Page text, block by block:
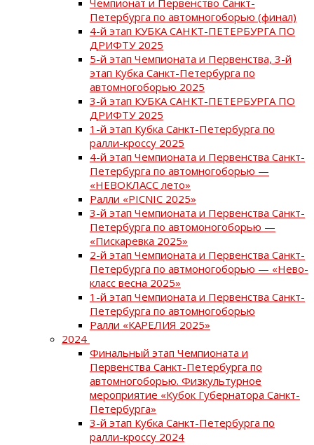
Петербурга по автомногоборью (финал)
4-й этап КУБКА САНКТ-ПЕТЕРБУРГА ПО
ДРИФТУ 2025
5-й этап Чемпионата и Первенства, 3-й
этап Кубка Санкт-Петербурга по
автомногоборью 2025
3-й этап КУБКА САНКТ-ПЕТЕРБУРГА ПО
ДРИФТУ 2025
1-й этап Кубка Санкт-Петербурга по
ралли-кроссу 2025
4-й этап Чемпионата и Первенства Санкт-
Петербурга по автомногоборью —
«НЕВОКЛАСС лето»
Ралли «PICNIC 2025»
3-й этап Чемпионата и Первенства Санкт-
Петербурга по автомоногоборью —
«Пискаревка 2025»
2-й этап Чемпионата и Первенства Санкт-
Петербурга по автмоногоборью — «Нево-
класс весна 2025»
1-й этап Чемпионата и Первенства Санкт-
Петербурга по автомногоборью
Ралли «КАРЕЛИЯ 2025»
2024
Финальный этап Чемпионата и
Первенства Санкт-Петербурга по
автомногоборью. Физкультурное
мероприятие «Кубок Губернатора Санкт-
Петербурга»
3-й этап Кубка Санкт-Петербурга по
ралли-кроссу 2024